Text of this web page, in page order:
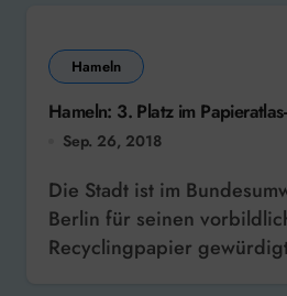
Hameln
Hameln: 3. Platz im
Sep. 26, 2018
Die Stadt ist im Bundesumweltministerium in
Berlin für seinen
Recyclingpapier